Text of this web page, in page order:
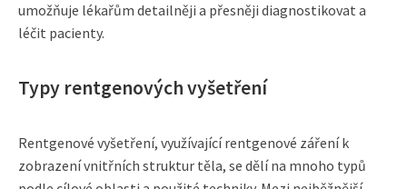
umožňuje lékařům detailněji a přesněji diagnostikovat a
léčit pacienty.
Typy rentgenových vyšetření
Rentgenové vyšetření, využívající rentgenové záření k
zobrazení vnitřních struktur těla, se dělí na mnoho typů